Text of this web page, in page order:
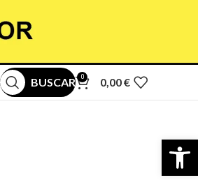
Abrir
BUSCAR 0 0,00€